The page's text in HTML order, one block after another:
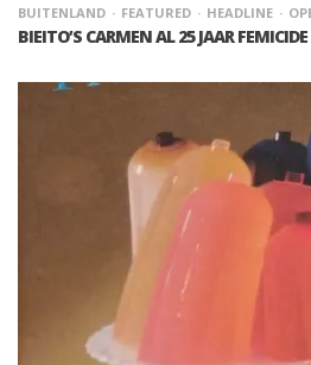
BUITENLAND FEATURED HEADLINE
BIEITO’S CARMEN AL 25 JAAR